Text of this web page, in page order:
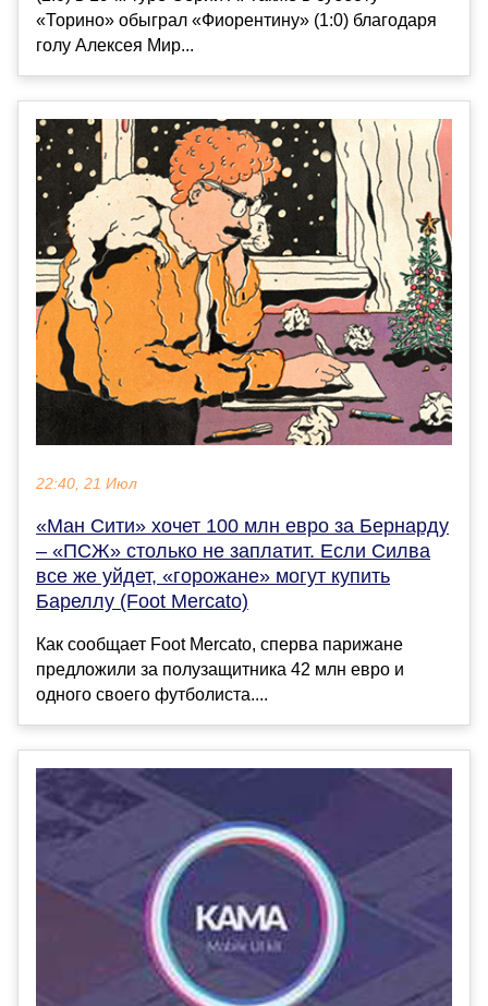
«Торино» обыграл «Фиорентину» (1:0) благодаря
голу Алексея Мир...
22:40, 21 Июл
«Ман Сити» хочет 100 млн евро за Бернарду
– «ПСЖ» столько не заплатит. Если Силва
все же уйдет, «горожане» могут купить
Бареллу (Foot Mercato)
Как сообщает Foot Mercato, сперва парижане
предложили за полузащитника 42 млн евро и
одного своего футболиста....